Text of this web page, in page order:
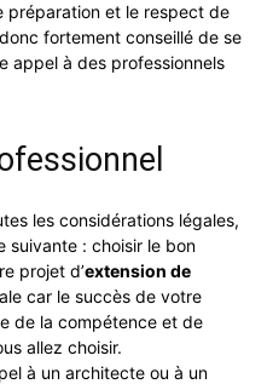
préparation et le respect de
fortement conseillé de se
appel à des professionnels
les considérations légales,
suivante : choisir le bon
projet d’extension de
car le succès de votre
de la compétence et de
allez choisir.
à un architecte ou à un